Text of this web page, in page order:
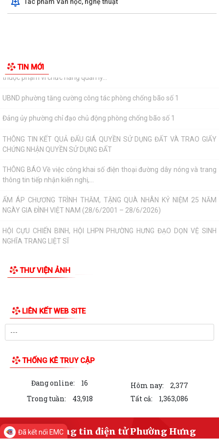
Quyết định về việc công bố danh mục thủ tục hành chính mới ban
hành, bị bãi bỏ thuộc phạm vi chức...
Về việc công bố danh mục thủ tục hành chính được sửa đổi, bổ sung
thuộc phạm vi chức năng quản lý...
Về việc công bố danh mục thủ tục hành chính được thay thế,bị bãi bỏ
Đảng ủy phường chỉ đạo chủ động phòng chống bão số 1
THÔNG TIN KẾT QUẢ ĐẤU GIÁ QUYỀN SỬ DỤNG ĐẤT VÀ TRAO GIẤY
CHỨNG NHẬN QUYỀN SỬ DỤNG ĐẤT
THÔNG BÁO Về việc công khai số điện thoại đường dây nóng và trang
thông tin tiếp nhận kiến nghị,...
ẤM ÁP CHƯƠNG TRÌNH THĂM, TẶNG QUÀ NHÂN KỶ NIỆM 25 NĂM
NGÀY GIA ĐÌNH VIỆT NAM (28/6/2001 – 28/6/2026)
NGHĨA TRANG LIỆT SĨ
đầu năm 2026
ĐỘNG TÍN DỤNG CHÍNH SÁCH XÃ HỘI
TRUNG TÂM CHÍNH TRỊ PHƯỜNG HƯNG ĐẠO TỔ CHỨC HỘI NGHỊ BÁO
THAM GIA QUẢN LÝ, CHĂM SÓC NGHĨA TRANG...
Đã kết nối EMC